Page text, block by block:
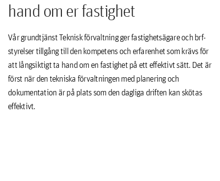
hand om er fastighet
Vår grundtjänst Teknisk förvaltning ger fastighetsägare och brf-
styrelser tillgång till den kompetens och erfarenhet som krävs för
att långsiktigt ta hand om en fastighet på ett effektivt sätt. Det är
först när den tekniska förvaltningen med planering och
dokumentation är på plats som den dagliga driften kan skötas
effektivt.